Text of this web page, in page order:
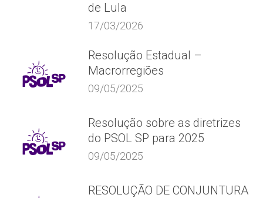
de Lula
17/03/2026
Resolução Estadual –
Macrorregiões
09/05/2025
Resolução sobre as diretrizes
do PSOL SP para 2025
09/05/2025
RESOLUÇÃO DE CONJUNTURA